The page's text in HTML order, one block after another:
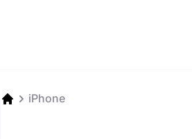
iPhone